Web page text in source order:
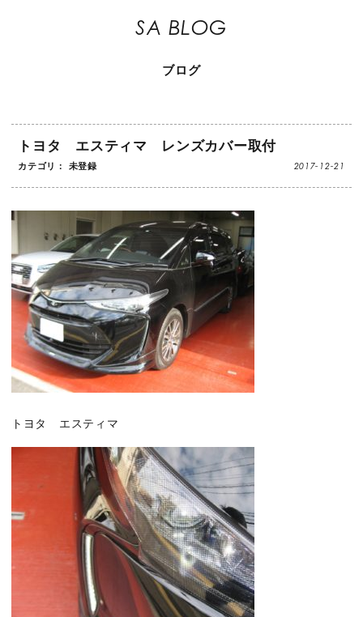
SA BLOG
ブログ
トヨタ エスティマ レンズカバー取付
カテゴリ： 未登録 2017-12-21
トヨタ エスティマ